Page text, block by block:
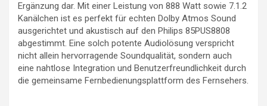
Ergänzung dar. Mit einer Leistung von 888 Watt sowie 7.1.2
Kanälchen ist es perfekt für echten Dolby Atmos Sound
ausgerichtet und akustisch auf den Philips 85PUS8808
abgestimmt. Eine solch potente Audiolösung verspricht
nicht allein hervorragende Soundqualität, sondern auch
eine nahtlose Integration und Benutzerfreundlichkeit durch
die gemeinsame Fernbedienungsplattform des Fernsehers.